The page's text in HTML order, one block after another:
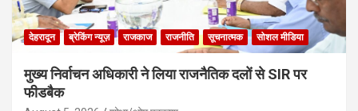
देहरादून ब्रेकिंग न्यूज़ राजकाज राजनीति सूचनात्मक सोशल मीडिया
मुख्य निर्वाचन अधिकारी ने लिया राजनैतिक दलों से SIR पर
फीडबैक